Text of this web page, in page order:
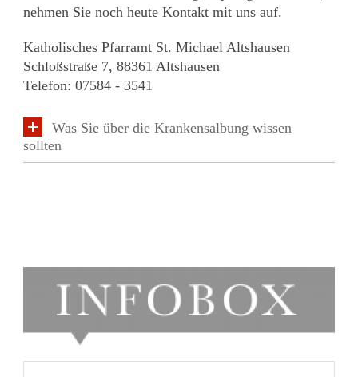
nehmen Sie noch heute Kontakt mit uns auf.
Katholisches Pfarramt St. Michael Altshausen
Schloßstraße 7, 88361 Altshausen
Telefon: 07584 - 3541
Was Sie über die Krankensalbung wissen
sollten